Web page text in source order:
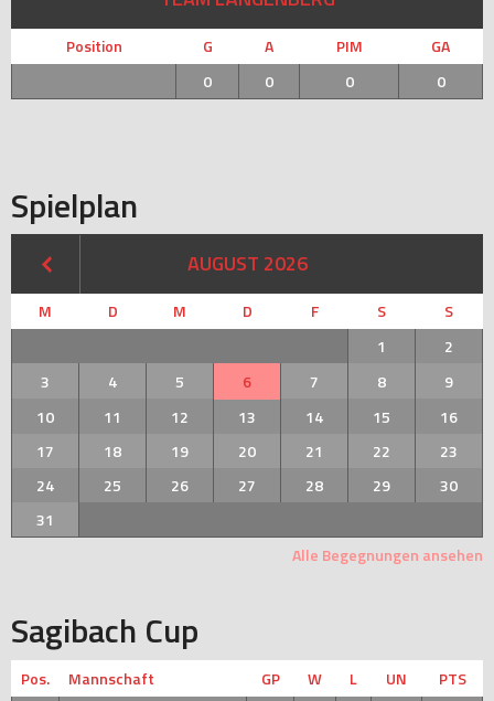
Position G A PIM
GA
0
0 0 0
Spielplan
AUGUST 2026
M D M D F S
S
1
2
3
4 5 6 7 8
9
10
11 12 13 14 15
16
17
18 19 20 21 22
23
24
25 26 27 28 29
30
31
Alle Begegnungen ansehen
Sagibach Cup
Pos. Mannschaft GP W L UN PTS